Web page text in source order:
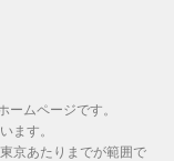
ムページです。
ます。
京あたりまでが範囲で